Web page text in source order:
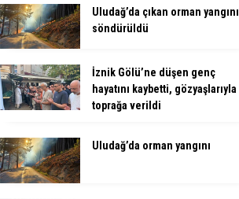
Uludağ’da çıkan orman yangını
söndürüldü
İznik Gölü’ne düşen genç
hayatını kaybetti, gözyaşlarıyla
toprağa verildi
Uludağ’da orman yangını